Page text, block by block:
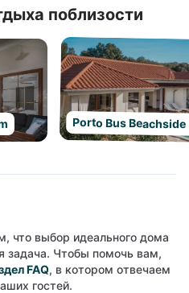
поблизости
Porto Bus
что выбор идеального дома
задача. Чтобы помочь вам,
FAQ, в котором отвечаем
гостей.